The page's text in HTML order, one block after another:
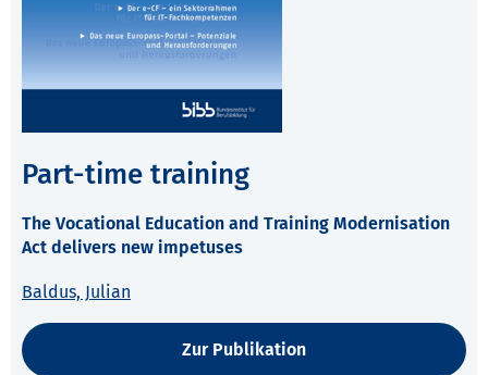
Part-time training
The Vocational Education and Training Modernisation
Act delivers new impetuses
Baldus, Julian
Zur Publikation